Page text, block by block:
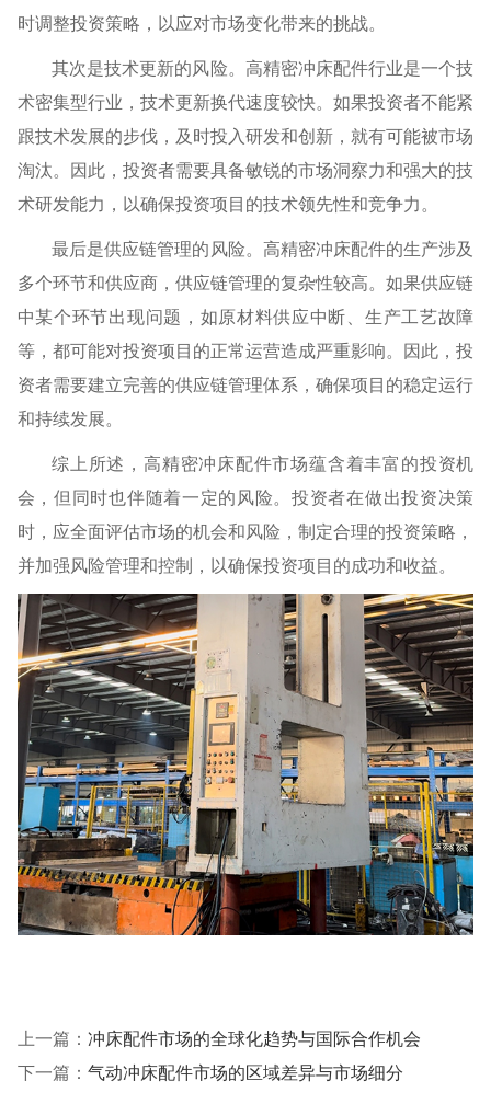
时调整投资策略，以应对市场变化带来的挑战。
其次是技术更新的风险。高精密冲床配件行业是一个技
术密集型行业，技术更新换代速度较快。如果投资者不能紧
跟技术发展的步伐，及时投入研发和创新，就有可能被市场
淘汰。因此，投资者需要具备敏锐的市场洞察力和强大的技
术研发能力，以确保投资项目的技术领先性和竞争力。
最后是供应链管理的风险。高精密冲床配件的生产涉及
多个环节和供应商，供应链管理的复杂性较高。如果供应链
中某个环节出现问题，如原材料供应中断、生产工艺故障
等，都可能对投资项目的正常运营造成严重影响。因此，投
资者需要建立完善的供应链管理体系，确保项目的稳定运行
和持续发展。
综上所述，高精密冲床配件市场蕴含着丰富的投资机
会，但同时也伴随着一定的风险。投资者在做出投资决策
时，应全面评估市场的机会和风险，制定合理的投资策略，
并加强风险管理和控制，以确保投资项目的成功和收益。
上一篇： 冲床配件市场的全球化趋势与国际合作机会
下一篇： 气动冲床配件市场的区域差异与市场细分